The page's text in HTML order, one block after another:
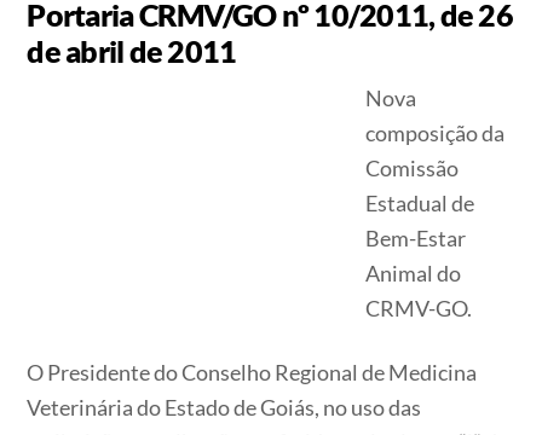
Portaria CRMV/GO nº 10/2011, de 26
de abril de 2011
Nova
composição da
Comissão
Estadual de
Bem-Estar
Animal do
CRMV-GO.
O Presidente do Conselho Regional de Medicina
Veterinária do Estado de Goiás, no uso das